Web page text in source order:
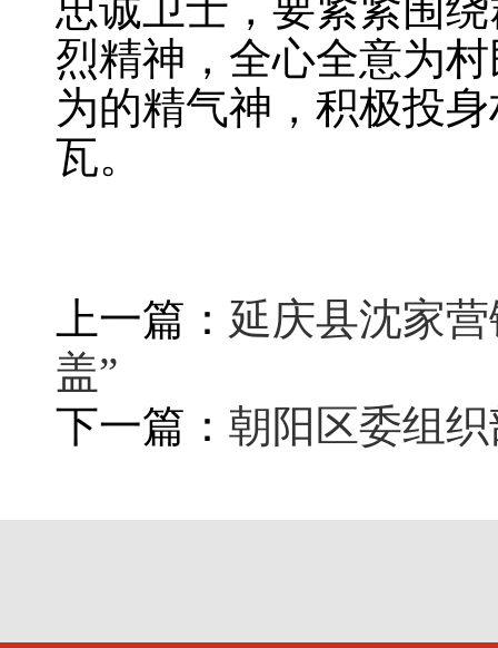
烈精神，全心全意为
为的精气神，积极投
瓦。
上一篇： 延庆县沈家
盖”
下一篇： 朝阳区委组